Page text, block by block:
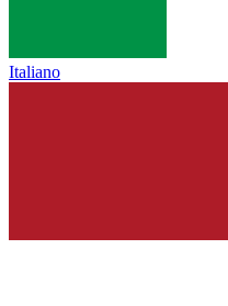
Italiano